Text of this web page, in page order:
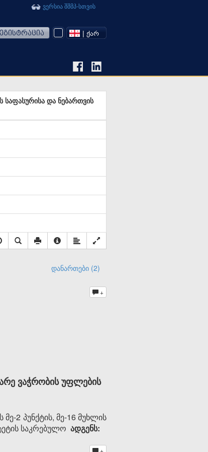
ვერსია შშმპ-სთვის
| ᲥᲐᲠ
საფასურისა და ნებართვის
დანართები (2)
+
ვაჭრობის უფლების
2 პუნქტის, მე-16 მუხლის
საკრებულო ადგენს: